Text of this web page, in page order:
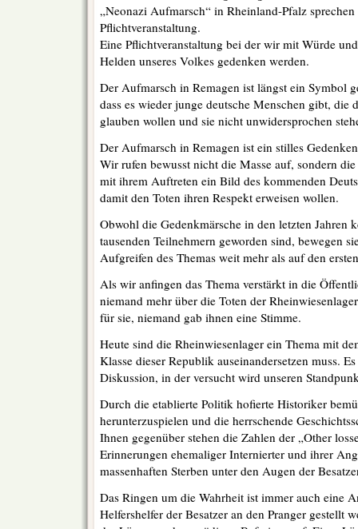
„Neonazi Aufmarsch“ in Rheinland-Pfalz
Pflichtveranstaltung.
Eine Pflichtveranstaltung bei der wir mit Würde
Helden unseres Volkes gedenken werden.
Der Aufmarsch in Remagen ist längst ein Symbol
dass es wieder junge deutsche Menschen gibt, die
glauben wollen und sie nicht unwidersprochen
Der Aufmarsch in Remagen ist ein stilles
Wir rufen bewusst nicht die Masse auf, sondern
mit ihrem Auftreten ein Bild des kommenden
damit den Toten ihren Respekt erweisen wollen.
Obwohl die Gedenkmärsche in den letzten Jahren
tausenden Teilnehmern geworden sind, bewegen
Aufgreifen des Themas weit mehr als auf den
Als wir anfingen das Thema verstärkt in die
niemand mehr über die Toten der
für sie, niemand gab ihnen eine Stimme.
Heute sind die Rheinwiesenlager ein Thema mit
Klasse dieser Republik auseinandersetzen muss.
Diskussion, in der versucht wird unseren
Durch die etablierte Politik hofierte Historiker
herunterzuspielen und die herrschende
Ihnen gegenüber stehen die Zahlen der „Other
Erinnerungen ehemaliger Internierter und ihrer
massenhaften Sterben unter den Augen der
Das Ringen um die Wahrheit ist immer auch eine
Helfershelfer der Besatzer an den Pranger gestellt